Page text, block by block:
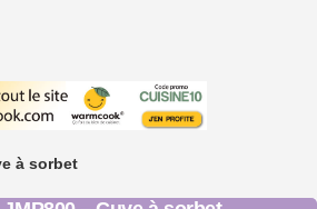
à sorbet